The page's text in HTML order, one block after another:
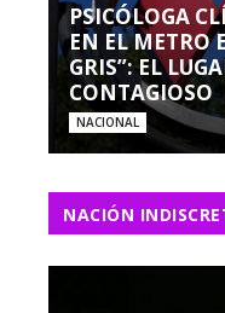
PSICÓLOGA
EN EL METRO
GRIS”: EL
CONTAGIOSO
NACIONAL
NACIÓN